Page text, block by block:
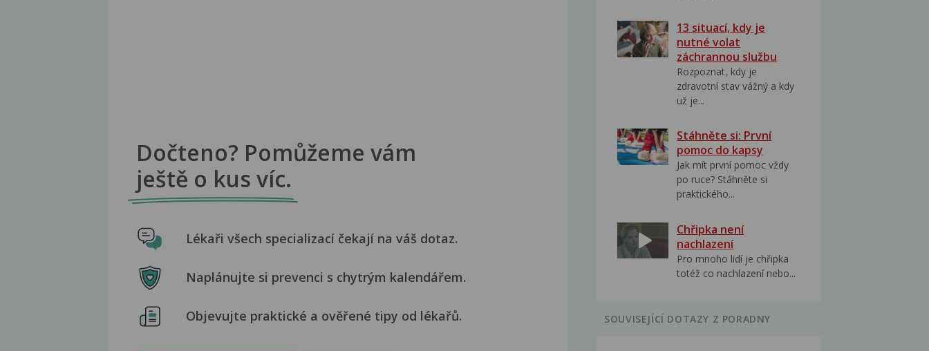
Dočteno? Pomůžeme vám
ještě o kus víc.
Lékaři všech specializací čekají na váš dotaz.
Naplánujte si prevenci s chytrým kalendářem.
Objevujte praktické a ověřené tipy od lékařů.
13 situací, kdy je
nutné volat
záchrannou službu
Rozpoznat, kdy je
zdravotní stav vážný a kdy
už je...
Stáhněte si: První
pomoc do kapsy
Jak mít první pomoc vždy
po ruce? Stáhněte si
praktického...
Chřipka není
nachlazení
Pro mnoho lidí je chřipka
totéž co nachlazení nebo...
SOUVISEJÍCÍ DOTAZY Z PORADNY